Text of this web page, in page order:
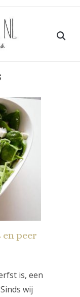
peer
is, een
wij